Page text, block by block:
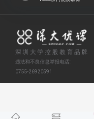
深圳大学控股教育品牌
违法和不良信息举报电话:
0755-26920591